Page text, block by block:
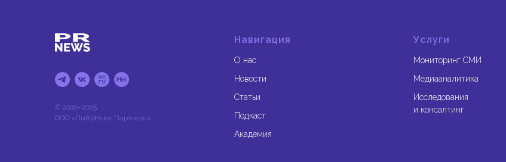
© 2006–2025
ООО «ПиАрНьюс Партнерс»
Навигация
О нас
Новости
Статьи
Подкаст
Академия
Услуги
Мониторинг СМИ
Медиааналитика
Исследования
и консалтинг